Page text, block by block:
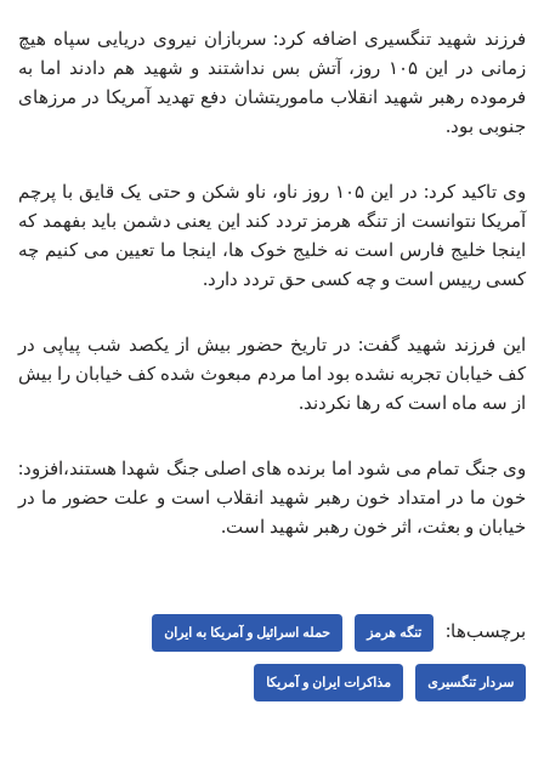
فرزند شهید تنگسیری اضافه کرد: سربازان نیروی دریایی سپاه هیچ
زمانی در این ۱۰۵ روز، آتش بس نداشتند و شهید هم دادند اما به
فرموده رهبر شهید انقلاب ماموریتشان دفع تهدید آمریکا در مرزهای
جنوبی بود.
وی تاکید کرد: در این ۱۰۵ روز ناو، ناو شکن و حتی یک قایق با پرچم
آمریکا نتوانست از تنگه هرمز تردد کند این یعنی دشمن باید بفهمد که
اینجا خلیج فارس است نه خلیج خوک ها، اینجا ما تعیین می کنیم چه
کسی رییس است و چه کسی حق تردد دارد.
این فرزند شهید گفت: در تاریخ حضور بیش از یکصد شب پیاپی در
کف خیابان تجربه نشده بود اما مردم مبعوث شده کف خیابان را بیش
از سه ماه است که رها نکردند.
وی جنگ تمام می شود اما برنده های اصلی جنگ شهدا هستند،افزود:
خون ما در امتداد خون رهبر شهید انقلاب است و علت حضور ما در
خیابان و بعثت، اثر خون رهبر شهید است.
برچسب‌ها: تنگه هرمز حمله اسرائیل و آمریکا به ایران
سردار تنگسیری مذاکرات ایران و آمریکا